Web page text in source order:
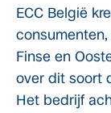
ECC België
Finse en
over dit soort
Het bedrijf